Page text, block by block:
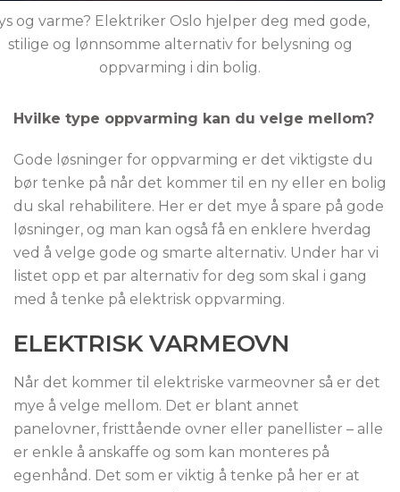
og varme? Elektriker Oslo hjelper deg med gode,
stilige og lønnsomme alternativ for belysning og
oppvarming i din bolig.
Hvilke type oppvarming kan du velge mellom?
Gode løsninger for oppvarming er det viktigste du
bør tenke på når det kommer til en ny eller en bolig
du skal rehabilitere. Her er det mye å spare på gode
løsninger, og man kan også få en enklere hverdag
ved å velge gode og smarte alternativ. Under har vi
listet opp et par alternativ for deg som skal i gang
med å tenke på elektrisk oppvarming.
ELEKTRISK VARMEOVN
Når det kommer til elektriske varmeovner så er det
mye å velge mellom. Det er blant annet
panelovner, fristtående ovner eller panellister – alle
er enkle å anskaffe og som kan monteres på
egenhånd. Det som er viktig å tenke på her er at